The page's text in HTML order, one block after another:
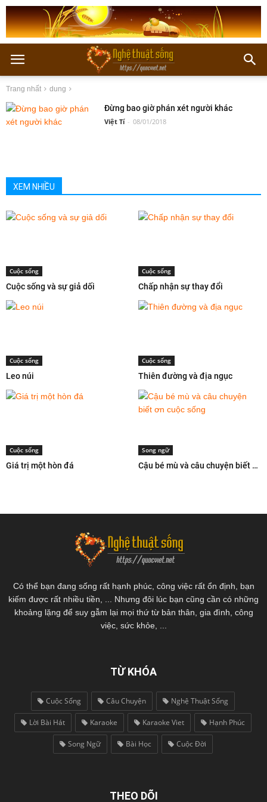
Trang nhất dung
Đừng bao giờ phán xét người khác
Việt Tí - 08/01/2018
XEM NHIỀU
Cuộc sống
Cuộc sống và sự giả dối
Cuộc sống
Chấp nhận sự thay đổi
Cuộc sống
Leo núi
Cuộc sống
Thiên đường và địa ngục
Cuộc sống
Giá trị một hòn đá
Song ngữ
Cậu bé mù và câu chuyện biết ơn cuộc sống
Có thể bạn đang sống rất hạnh phúc, công việc rất ổn định, bạn
kiếm được rất nhiều tiền, ... Nhưng đôi lúc bạn cũng cần có những
khoảng lặng để suy gẫm lại mọi thứ từ bản thân, gia đình, công
việc, sức khỏe, ...
TỪ KHÓA
Cuộc Sống Câu Chuyện Nghệ Thuật Sống
Lời Bài Hát Karaoke Karaoke Viet Hạnh Phúc
Song Ngữ Bài Học Cuộc Đời
THEO DÕI